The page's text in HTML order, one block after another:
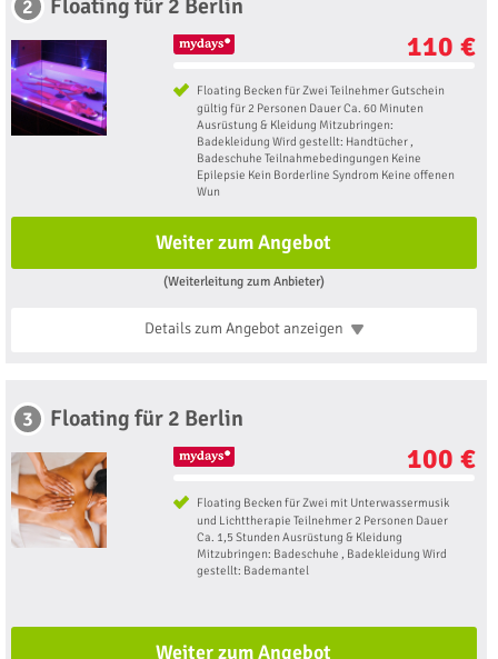
2 Floating für 2 Berlin
110 €
Floating Becken für Zwei Teilnehmer Gutschein
gültig für 2 Personen Dauer Ca. 60 Minuten
Ausrüstung & Kleidung Mitzubringen:
Badekleidung Wird gestellt: Handtücher ,
Badeschuhe Teilnahmebedingungen Keine
Epilepsie Kein Borderline Syndrom Keine offenen
Wun
Weiter zum Angebot
(Weiterleitung zum Anbieter)
Details zum Angebotanzeigen
3 Floating für 2 Berlin
100 €
Floating Becken für Zwei mit Unterwassermusik
und Lichttherapie Teilnehmer 2 Personen Dauer
Ca. 1,5 Stunden Ausrüstung & Kleidung
Mitzubringen: Badeschuhe , Badekleidung Wird
gestellt: Bademantel
Weiter zum Angebot